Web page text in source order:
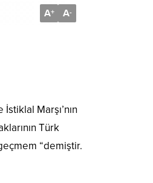
A+ A-
Marşı’nın
Türk
“demiştir.